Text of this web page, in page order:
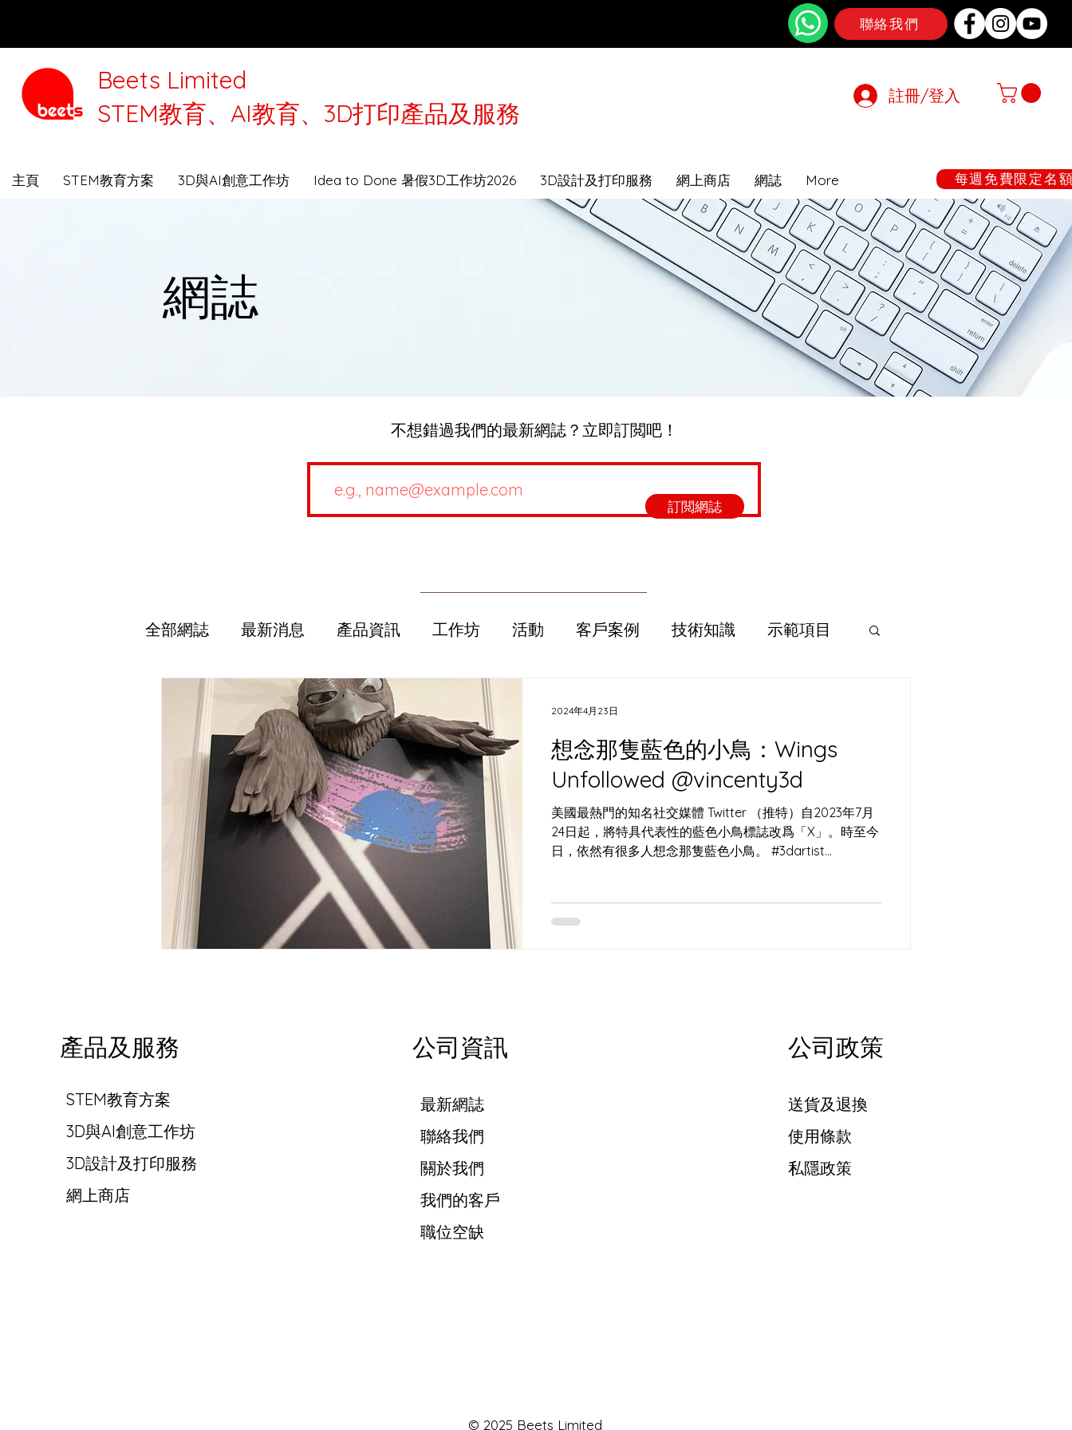
聯絡我們
Beets Limited
STEM教育、AI教育、3D打印產品及服務
註冊/登入
主頁 STEM教育方案 3D與AI創意工作坊 Idea to Done 暑假3D工作坊2026 3D設計及打印服務 網上商店 網誌 More 每週免費限定名
網誌
不想錯過我們的最新網誌？立即訂閲吧！
訂閲網誌
全部網誌 最新消息 產品資訊 工作坊 活動 客戶案例 技術知識 示範項目
資訊分享 3D打印機選購指南 Beets Talk
想念那隻藍色的小鳥：Wings
Unfollowed @vincenty3d
美國最熱門的知名社交媒體 Twitter （推特）自2023年7月
24日起，將特具代表性的藍色小鳥標誌改爲「X」。時至今
日，依然有很多人想念那隻藍色小鳥。 #3dartist
2024年4月23日
產品及服務
STEM教育方案
3D與AI創意工作坊
3D設計及打印服務
網上商店
公司資訊
最新網誌
聯絡我們
關於我們
我們的客戶
職位空缺
公司政策
送貨及退換
使用條款
私隱政策
© 2025 Beets Limited